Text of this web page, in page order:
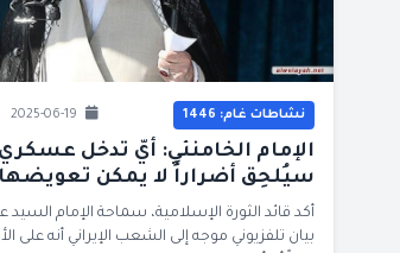
نشاطات غام: 1446
الإمام الخامنئي: أيّ تدخل
سيُلحِق أضراراً لا يمكن تعويضها
أكد قائد الثورة الإسلامية، سماحة الإمام السيد
بيان تلفزيوني موجه إلى الشعب الإيراني أنه على